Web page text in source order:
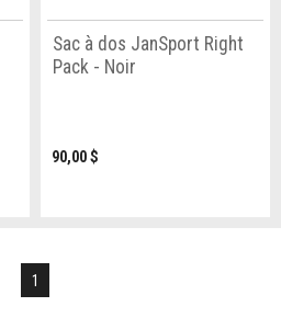
Sac à dos JanSport Right
Pack - Noir
90,00 $
1